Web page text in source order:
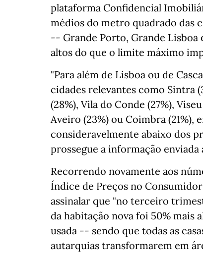
plataforma Confidencial
médios do metro quadrado das
-- Grande Porto, Grande
altos do que o limite máximo
"Para além de Lisboa ou de
cidades relevantes como Sintra
(28%), Vila do Conde (27%),
Aveiro (23%) ou Coimbra
consideravelmente abaixo dos
prossegue a informação enviada
Recorrendo novamente aos
Índice de Preços no
assinalar que "no terceiro
da habitação nova foi 50% mais
usada -- sendo que todas as
autarquias transformarem em